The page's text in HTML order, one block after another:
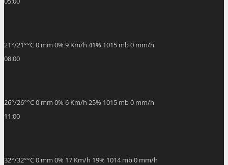
21°/21°°C0 mm 0% 9 Km/h 41% 1015 mb0 mm/h
08:00
26°/26°°C0 mm 0% 6 Km/h 25% 1015 mb0 mm/h
11:00
32°/32°°C0 mm 0% 17 Km/h 19% 1014 mb0 mm/h